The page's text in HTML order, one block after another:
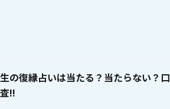
の復縁占いは当たる？当たらない？口
!!